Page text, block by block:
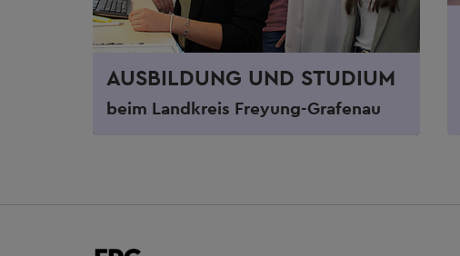
AUSBILDUNG UND STUDIUM
beim Landkreis Freyung-Grafenau